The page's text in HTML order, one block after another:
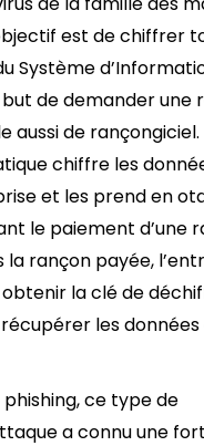
est de chiffrer
Système
de demander une
aussi de
chiffre les
et les prend en
le paiement d’une
la rançon payée,
la clé de
les données
ce type de
a connu une